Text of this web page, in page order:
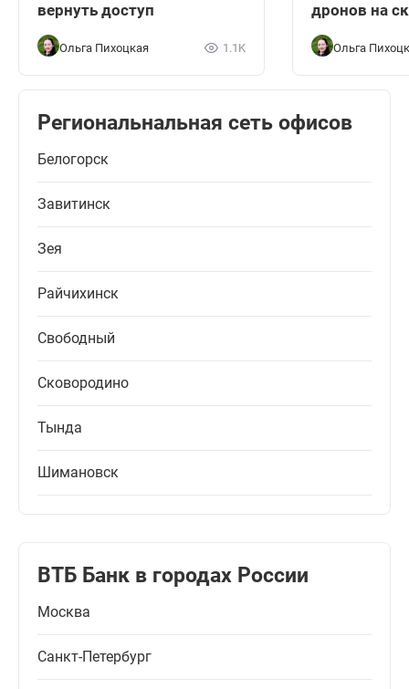
вернуть доступ
Ольга Пихоцкая 1.1K
дронов на
Ольга
Региональнальная сеть офисов
Белогорск
Завитинск
Зея
Райчихинск
Свободный
Сковородино
Тында
Шимановск
ВТБ Банк в городах России
Москва
Санкт-Петербург